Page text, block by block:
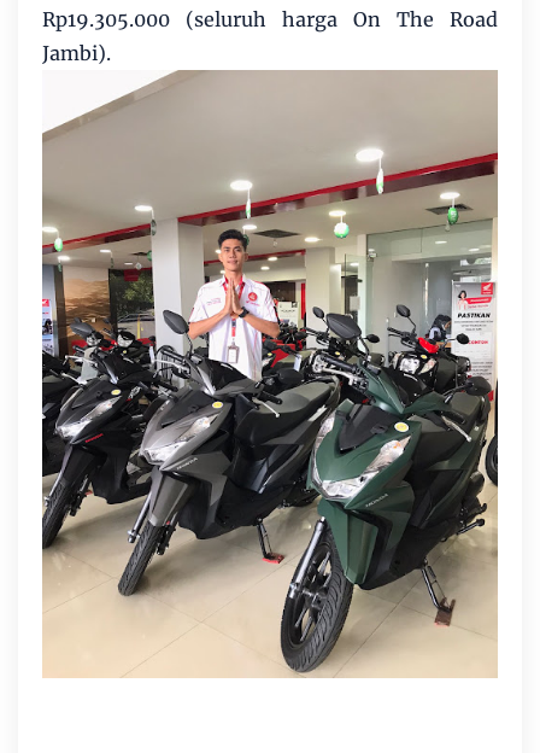
Rp19.305.000 (seluruh harga On The Road
Jambi).